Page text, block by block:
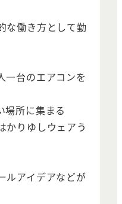
な働き方として勤
一台のエアコンを
場所に集まる
かりゆしウェアう
ルアイデアなどが